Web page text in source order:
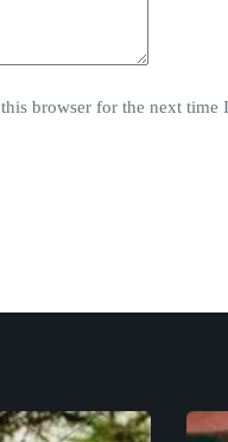
browser for the next time